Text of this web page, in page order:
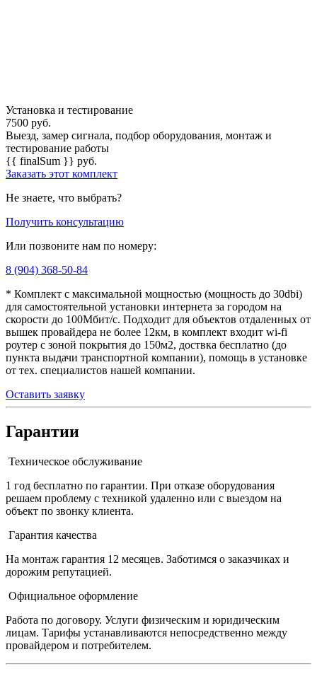
Установка и тестирование
7500 руб.
Выезд, замер сигнала, подбор оборудования, монтаж и
тестирование работы
{{ finalSum }} руб.
Заказать этот комплект
Не знаете, что выбрать?
Получить консультацию
Или позвоните нам по номеру:
8 (904) 368-50-84
* Комплект с максимальной мощностью (мощность до 30dbi)
для самостоятельной установки интернета за городом на
скорости до 100Мбит/с. Подходит для объектов отдаленных от
вышек провайдера не более 12км, в комплект входит wi-fi
роутер с зоной покрытия до 150м2, доствка бесплатно (до
пункта выдачи транспортной компании), помощь в установке
от тех. специалистов нашей компании.
Оставить заявку
Гарантии
Техническое обслуживание
1 год бесплатно по гарантии. При отказе оборудования
решаем проблему с техникой удаленно или с выездом на
объект по звонку клиента.
Гарантия качества
На монтаж гарантия 12 месяцев. Заботимся о заказчиках и
дорожим репутацией.
Официальное оформление
Работа по договору. Услуги физическим и юридическим
лицам. Тарифы устанавливаются непосредственно между
провайдером и потребителем.